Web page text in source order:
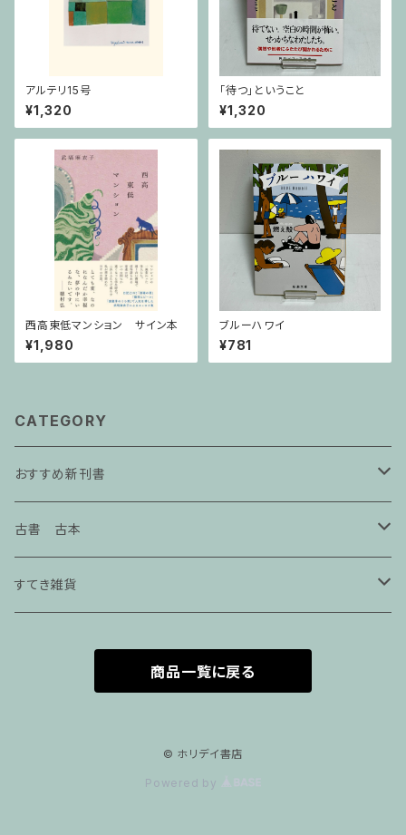
アルテリ15号
¥1,320
「待つ」ということ
¥1,320
西高東低マンション サイン本
¥1,980
ブルーハワイ
¥781
CATEGORY
おすすめ新刊書
エッセイ
本屋の本
古書 古本
手芸・クラフト
すてき雑貨
商品一覧に戻る
© ホリデイ書店
Powered by